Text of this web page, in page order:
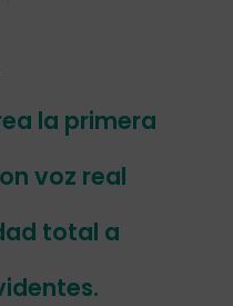
la primera
voz real
total a